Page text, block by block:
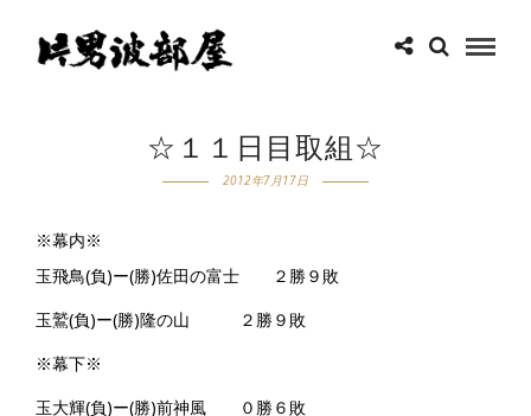
☆１１日目取組☆
2012年7月17日
※幕内※
玉飛鳥(負)ー(勝)佐田の富士 ２勝９敗
玉鷲(負)ー(勝)隆の山 ２勝９敗
※幕下※
玉大輝(負)ー(勝)前神風 ０勝６敗